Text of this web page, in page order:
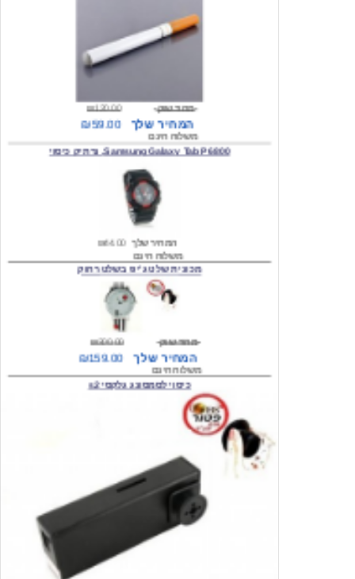
₪120.00
משלוח חינם
Samsung Galaxy Tab P6800, נרתיק כיסוי
המחיר שלך
משלוח חינם
₪300.00 מחיר שוק
₪159.00
כיסוי לסמסונג גלקסי s2
₪59.00